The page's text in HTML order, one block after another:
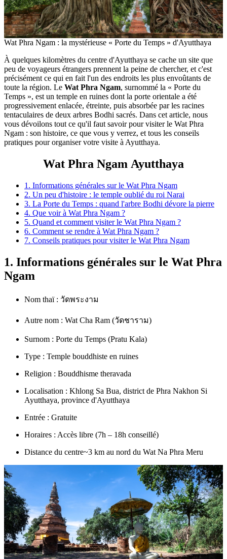
Wat Phra Ngam : la mystérieuse « Porte du Temps » d'Ayutthaya
À quelques kilomètres du centre d'Ayutthaya se cache un site que
peu de voyageurs étrangers prennent la peine de chercher, et c'est
précisément ce qui en fait l'un des endroits les plus envoûtants de
toute la région. Le Wat Phra Ngam, surnommé la « Porte du
Temps », est un temple en ruines dont la porte orientale a été
progressivement enlacée, étreinte, puis absorbée par les racines
tentaculaires de deux arbres Bodhi sacrés. Dans cet article, nous
vous dévoilons tout ce qu'il faut savoir pour visiter le Wat Phra
Ngam : son histoire, ce que vous y verrez, et tous les conseils
pratiques pour organiser votre visite à Ayutthaya.
Wat Phra Ngam Ayutthaya
1. Informations générales sur le Wat Phra Ngam
2. Un peu d'histoire : le temple oublié du roi Narai
3. La Porte du Temps : quand l'arbre Bodhi dévore la pierre
4. Que voir à Wat Phra Ngam ?
5. Quand et comment visiter le Wat Phra Ngam ?
6. Comment se rendre à Wat Phra Ngam ?
7. Conseils pratiques pour visiter le Wat Phra Ngam
1. Informations générales sur le Wat Phra
Ngam
Nom thaï : วัดพระงาม
Autre nom : Wat Cha Ram (วัดชาราม)
Surnom : Porte du Temps (Pratu Kala)
Type : Temple bouddhiste en ruines
Religion : Bouddhisme theravada
Localisation : Khlong Sa Bua, district de Phra Nakhon Si
Ayutthaya, province d'Ayutthaya
Entrée : Gratuite
Horaires : Accès libre (7h – 18h conseillé)
Distance du centre~3 km au nord du Wat Na Phra Meru